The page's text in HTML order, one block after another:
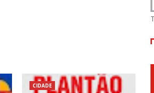
CIDADE